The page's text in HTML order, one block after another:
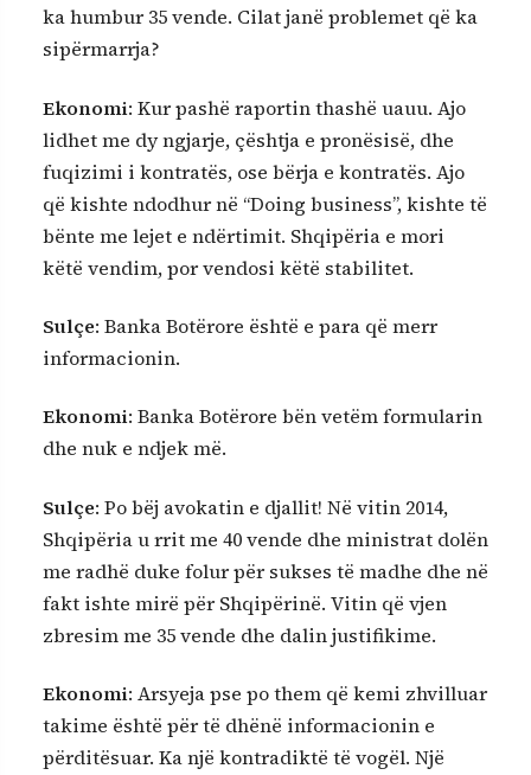
ka humbur 35 vende. Cilat janë problemet që ka
sipërmarrja?
Ekonomi: Kur pashë raportin thashë uauu. Ajo
lidhet me dy ngjarje, çështja e pronësisë, dhe
fuqizimi i kontratës, ose bërja e kontratës. Ajo
që kishte ndodhur në “Doing business”, kishte të
bënte me lejet e ndërtimit. Shqipëria e mori
këtë vendim, por vendosi këtë stabilitet.
Sulçe: Banka Botërore është e para që merr
informacionin.
Ekonomi: Banka Botërore bën vetëm formularin
dhe nuk e ndjek më.
Sulçe: Po bëj avokatin e djallit! Në vitin 2014,
Shqipëria u rrit me 40 vende dhe ministrat dolën
me radhë duke folur për sukses të madhe dhe në
fakt ishte mirë për Shqipërinë. Vitin që vjen
zbresim me 35 vende dhe dalin justifikime.
Ekonomi: Arsyeja pse po them që kemi zhvilluar
takime është për të dhënë informacionin e
përditësuar. Ka një kontradiktë të vogël. Një